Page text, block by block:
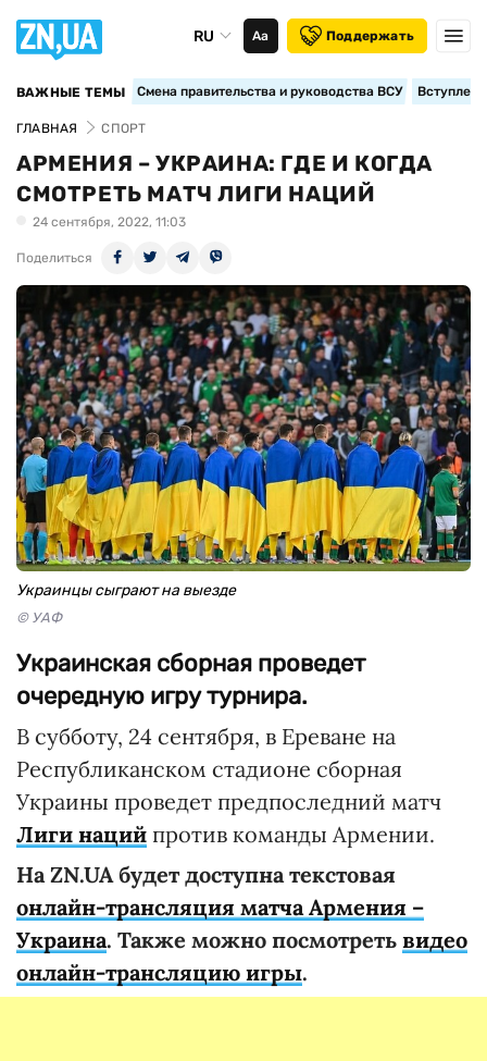
RU Аа Поддержать
ВАЖНЫЕ ТЕМЫ Смена правительства и руководства ВСУ
ГЛАВНАЯ СПОРТ
АРМЕНИЯ – УКРАИНА: ГДЕ И КОГДА
СМОТРЕТЬ МАТЧ ЛИГИ НАЦИЙ
24 сентября, 2022, 11:03
Поделиться
Украинцы сыграют на выезде
© УАФ
Украинская сборная проведет
очередную игру турнира.
В субботу, 24 сентября, в Ереване на
Республиканском стадионе сборная
Украины проведет предпоследний матч
Лиги наций против команды Армении.
На ZN.UA будет доступна текстовая
онлайн-трансляция матча Армения –
Украина. Также можно посмотреть видео
онлайн-трансляцию игры.